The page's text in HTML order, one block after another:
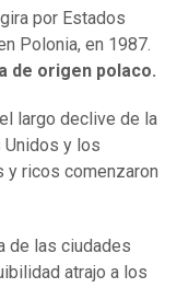
por Estados
Polonia, en 1987.
de origen polaco.
largo declive de la
y los
y ricos comenzaron
de las ciudades
atrajo a los